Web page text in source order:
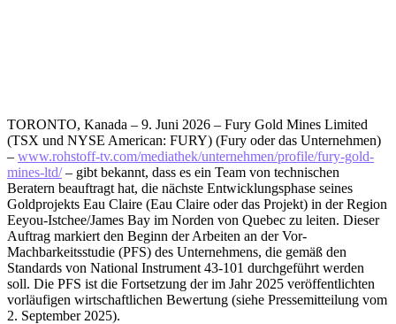
TORONTO, Kanada – 9. Juni 2026 – Fury Gold Mines Limited
(TSX und NYSE American: FURY) (Fury oder das Unternehmen)
– www.rohstoff-tv.com/mediathek/unternehmen/profile/fury-gold-
mines-ltd/– gibt bekannt, dass es ein Team von technischen
Beratern beauftragt hat, die nächste Entwicklungsphase seines
Goldprojekts Eau Claire (Eau Claire oder das Projekt) in der Region
Eeyou-Istchee/James Bay im Norden von Quebec zu leiten. Dieser
Auftrag markiert den Beginn der Arbeiten an der Vor-
Machbarkeitsstudie (PFS) des Unternehmens, die gemäß den
Standards von National Instrument 43-101 durchgeführt werden
soll. Die PFS ist die Fortsetzung der im Jahr 2025 veröffentlichten
vorläufigen wirtschaftlichen Bewertung (siehe Pressemitteilung vom
2. September 2025).